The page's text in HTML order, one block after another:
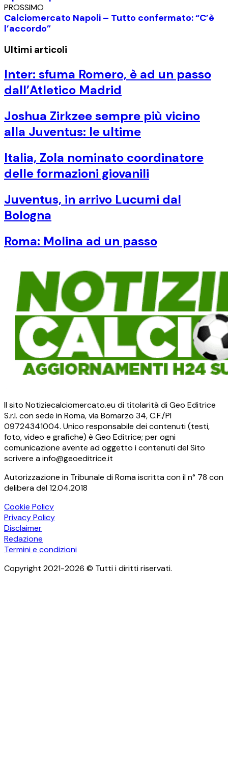
PROSSIMO
Calciomercato Napoli – Tutto confermato: “C’è
l’accordo”
Ultimi articoli
Inter: sfuma Romero, è ad un passo
dall’Atletico Madrid
Joshua Zirkzee sempre più vicino
alla Juventus: le ultime
Italia, Zola nominato coordinatore
delle formazioni giovanili
Juventus, in arrivo Lucumi dal
Bologna
Roma: Molina ad un passo
Il sito Notiziecalciomercato.eu di titolarità di Geo Editrice
S.r.l. con sede in Roma, via Bomarzo 34, C.F./PI
09724341004. Unico responsabile dei contenuti (testi,
foto, video e grafiche) è Geo Editrice; per ogni
comunicazione avente ad oggetto i contenuti del Sito
scrivere a info@geoeditrice.it
Autorizzazione in Tribunale di Roma iscritta con il n° 78 con
delibera del 12.04.2018
Cookie Policy
Privacy Policy
Disclaimer
Redazione
Termini e condizioni
Copyright 2021-2026 © Tutti i diritti riservati.